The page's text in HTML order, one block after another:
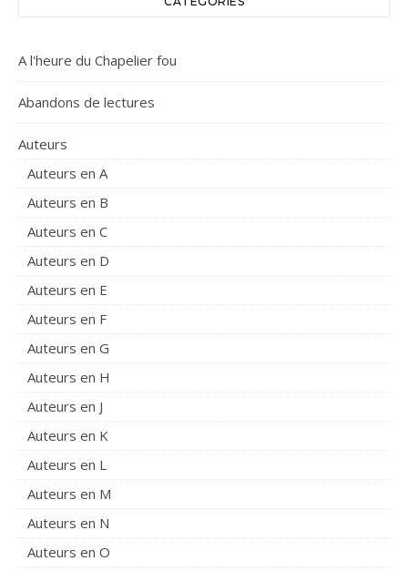
A l'heure du Chapelier fou
Abandons de lectures
Auteurs
Auteurs en A
Auteurs en B
Auteurs en C
Auteurs en D
Auteurs en E
Auteurs en F
Auteurs en G
Auteurs en H
Auteurs en J
Auteurs en K
Auteurs en L
Auteurs en M
Auteurs en N
Auteurs en O